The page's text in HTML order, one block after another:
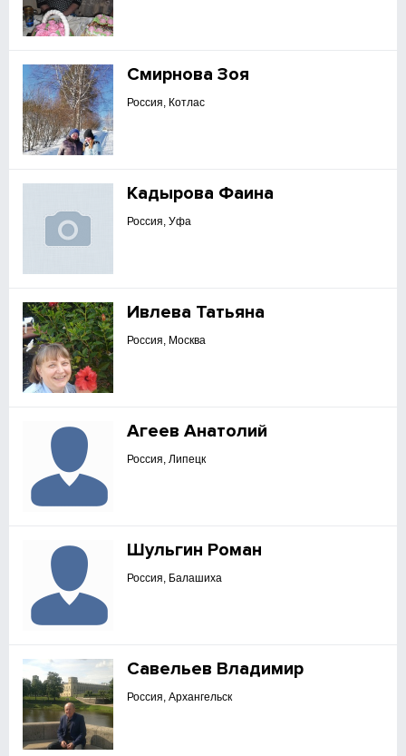
Смирнова Зоя
Россия, Котлас
Кадырова Фаина
Россия, Уфа
Ивлева Татьяна
Россия, Москва
Агеев Анатолий
Россия, Липецк
Шульгин Роман
Россия, Балашиха
Савельев Владимир
Россия, Архангельск